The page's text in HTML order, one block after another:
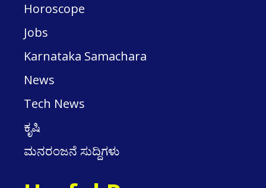
Horoscope
Jobs
Karnataka Samachara
News
Tech News
ಕೃಷಿ
ಮನರಂಜನೆ ಸುದ್ದಿಗಳು